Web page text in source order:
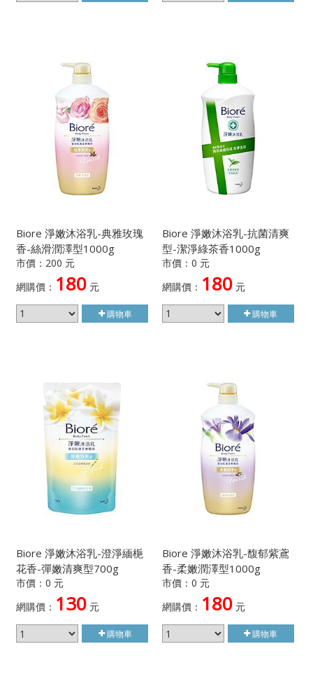
Biore 淨嫩沐浴乳-典雅玫瑰
香-絲滑潤澤型1000g
市價：200 元
網購價： 180 元
購物車
Biore 淨嫩沐浴乳-抗菌清爽
型-潔淨綠茶香1000g
市價：0 元
網購價： 180元
購物車
Biore 淨嫩沐浴乳-澄淨緬梔
花香-彈嫩清爽型700g
市價：0 元
網購價： 130 元
購物車
Biore 淨嫩沐浴乳-馥郁紫鳶
香-柔嫩潤澤型1000g
市價：0 元
網購價： 180元
購物車